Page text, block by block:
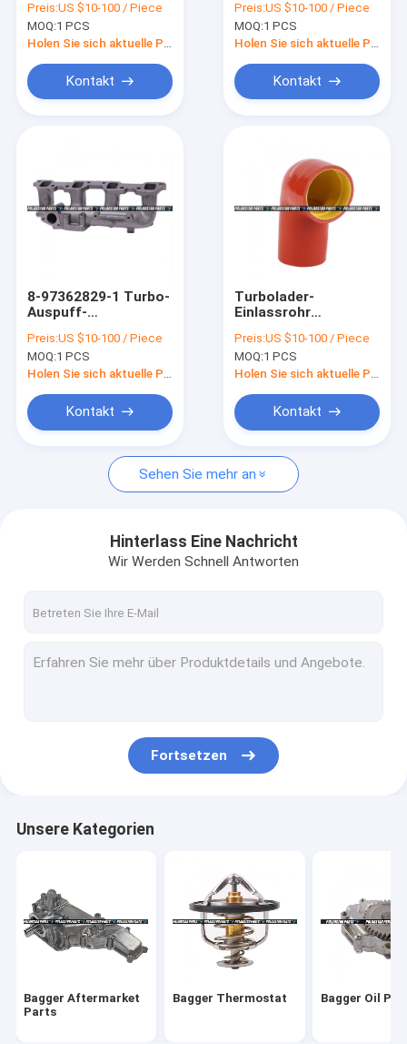
Über uns
Nachrichten
Alle Fälle
Bagger Aftermarket Parts
Bagger Oil Pump
Bagger Water Pump
Maschinen-TIMING-Teile
AGR-Ventil-Kühlvorrichtung
Auspuff-Ansaugkrümmer
Kraftstoffeinspritzdüse-Versammlung
Maschinen-Kurbelwellen-Teile
Ansaugkrümmer-
4TNV94 4TNV98
Preis:US $10-100 / Piece
MOQ:1 PCS
Holen Sie sich aktuelle Preis
Kontakt
4m40 139-8032
Me202145
Preis:US $10-100 / Piece
MOQ:1 PCS
Holen Sie sich aktuelle Preis
Kontakt
8-97362829-1 Turbo-
Auspuff-
4HK1 ZX200-3
ZX240-3
Preis:US $10-100 / Piece
MOQ:1 PCS
Holen Sie sich aktuelle Preis
Kontakt
Turbolader-
Einlassrohr
Bagger-Air Cooler
Hoses EC180B
EC210B
Preis:US $10-100 / Piece
MOQ:1 PCS
Holen Sie sich aktuelle Preis
Kontakt
Sehen Sie mehr an
Hinterlass Eine Nachricht
Wir Werden Schnell Antworten
Fortsetzen
Unsere Kategorien
Bagger Aftermarket
Parts
Bagger Thermostat Bagger Oil